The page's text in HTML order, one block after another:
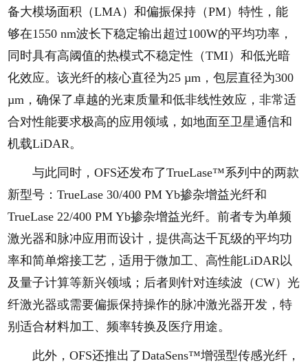
备大模场面积（LMA）和偏振保持（PM）特性，能
够在1550 nm波长下稳定输出超过100W的平均功率，
同时具有高阈值的热模式不稳定性（TMI）和低光暗
化效应。该光纤的核心直径为25 µm，包层直径为300
µm，确保了卓越的光束质量和低非线性效应，非常适
合对性能要求极高的应用领域，如地面至卫星通信和
机载LiDAR。
与此同时，OFS还发布了TrueLase™系列中的两款
新型号：TrueLase 30/400 PM Yb掺杂增益光纤和
TrueLase 22/400 PM Yb掺杂增益光纤。前者专为单频
激光器和脉冲应用而设计，提供高达千瓦级的平均功
率和简单熔接工艺，适用于微加工、高性能LiDAR以
及量子计算等新兴领域；后者则针对连续波（CW）光
纤激光器或需要偏振保持操作的脉冲激光器开发，特
别适合材料加工、频率转换及医疗用途。
此外，OFS还推出了DataSens™增强型传感光纤，